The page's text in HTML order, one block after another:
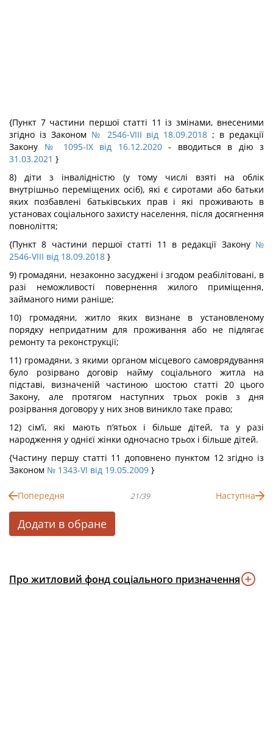
{Пункт 7 частини першої статті 11 із змінами, внесеними
згідно із Законом № 2546-VIII від 18.09.2018 ; в редакції
Закону № 1095-IX від 16.12.2020- вводиться в дію з
31.03.2021 }
8) діти з інвалідністю (у тому числі взяті на облік
внутрішньо переміщених осіб), які є сиротами або батьки
яких позбавлені батьківських прав і які проживають в
установах соціального захисту населення, після досягнення
повноліття;
{Пункт 8 частини першої статті 11 в редакції Закону №
2546-VIII від 18.09.2018 }
9) громадяни, незаконно засуджені і згодом реабілітовані, в
разі неможливості повернення жилого приміщення,
займаного ними раніше;
10) громадяни, житло яких визнане в установленому
порядку непридатним для проживання або не підлягає
ремонту та реконструкції;
11) громадяни, з якими органом місцевого самоврядування
було розірвано договір найму соціального житла на
підставі, визначеній частиною шостою статті 20 цього
Закону, але протягом наступних трьох років з дня
розірвання договору у них знов виникло таке право;
12) сім’ї, які мають п’ятьох і більше дітей, та у разі
народження у однієї жінки одночасно трьох і більше дітей.
{Частину першу статті 11 доповнено пунктом 12 згідно із
Законом № 1343-VI від 19.05.2009 }
Попередня 21/39 Наступна
Додати в обране
Про житловий фонд соціального призначення